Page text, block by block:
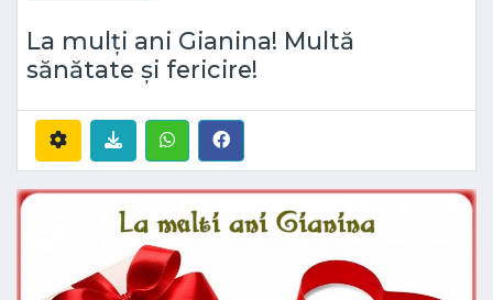
La mulți ani Gianina! Multă
sănătate și fericire!